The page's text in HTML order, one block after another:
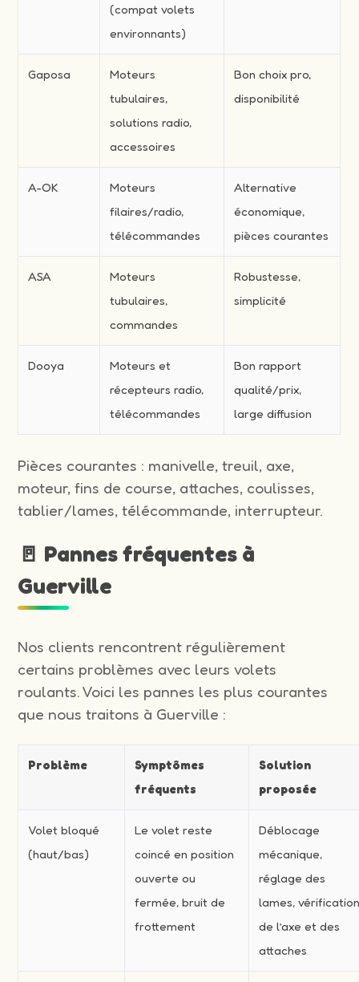
(compat volets
environnants)
Gaposa
Moteurs
tubulaires,
solutions radio,
accessoires
Bon choix pro,
disponibilité
A-OK
Moteurs
filaires/radio,
télécommandes
Alternative
économique,
pièces courantes
ASA
Moteurs
tubulaires,
commandes
Robustesse,
simplicité
Dooya
Moteurs et
récepteurs radio,
télécommandes
Bon rapport
qualité/prix,
large diffusion
Pièces courantes : manivelle, treuil, axe,
moteur, fins de course, attaches, coulisses,
tablier/lames, télécommande, interrupteur.
🚪 Pannes fréquentes à
Guerville
Nos clients rencontrent régulièrement
certains problèmes avec leurs volets
roulants. Voici les pannes les plus courantes
que nous traitons à Guerville :
Problème
Symptômes
fréquents
Solution
proposée
Volet bloqué
(haut/bas)
Le volet reste
coincé en position
ouverte ou
fermée, bruit de
frottement
Déblocage
mécanique,
réglage des
lames,
de l’axe et des
attaches